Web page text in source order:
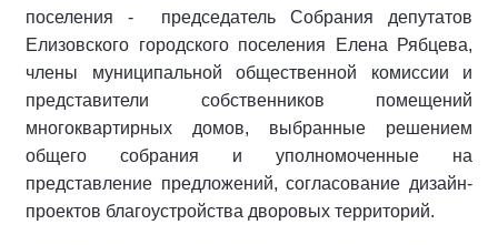
поселения - председатель Собрания депутатов
Елизовского городского поселения Елена Рябцева,
члены муниципальной общественной комиссии и
представители собственников помещений
многоквартирных домов, выбранные решением
общего собрания и уполномоченные на
представление предложений, согласование дизайн-
проектов благоустройства дворовых территорий.